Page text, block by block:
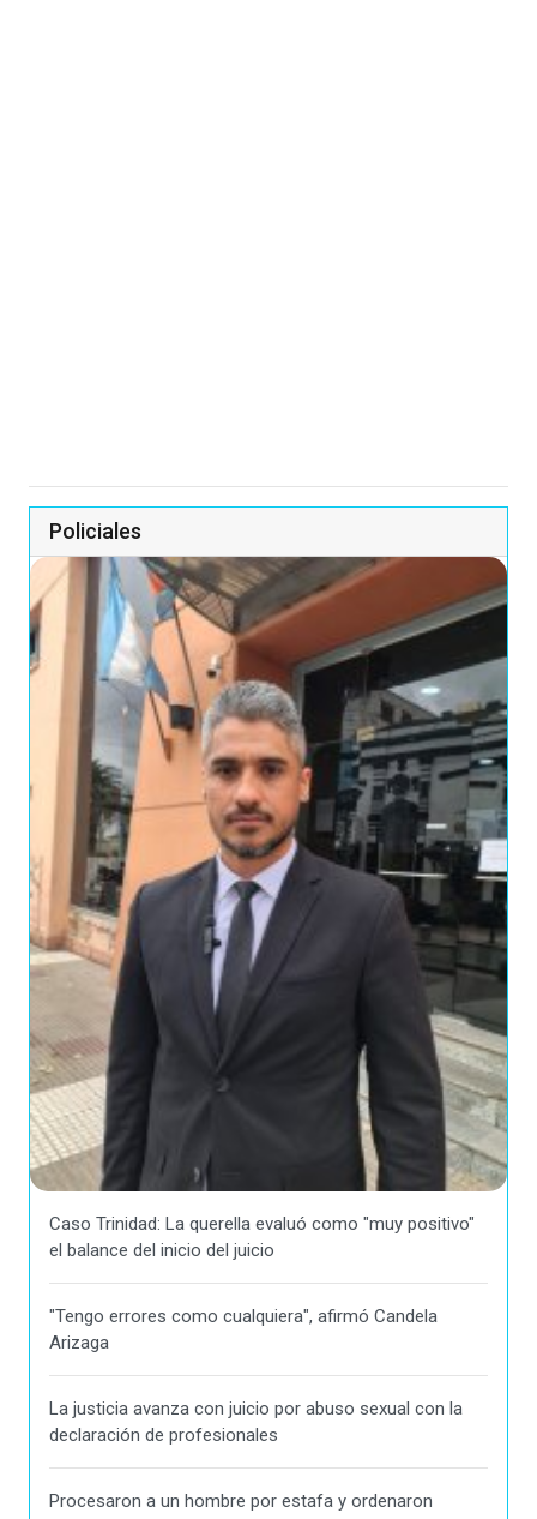
Policiales
Caso Trinidad: La querella evaluó como "muy positivo"
el balance del inicio del juicio
"Tengo errores como cualquiera", afirmó Candela
Arizaga
La justicia avanza con juicio por abuso sexual con la
declaración de profesionales
Procesaron a un hombre por estafa y ordenaron